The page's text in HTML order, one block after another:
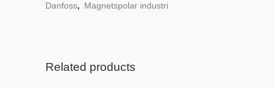
Danfoss, Magnetspolar industri
Related products